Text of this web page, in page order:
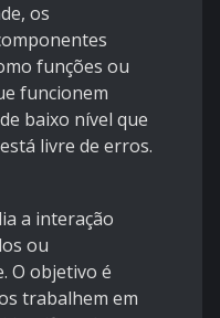
os
funções ou
funcionem
baixo nível que
livre de erros.
a interação
ou
O objetivo é
trabalhem em